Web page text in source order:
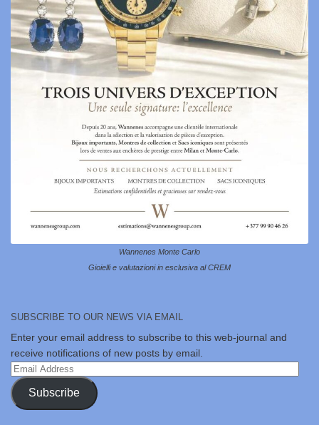
Wannenes Monte Carlo
Gioielli e valutazioni in esclusiva al CREM
SUBSCRIBE TO OUR NEWS VIA EMAIL
Enter your email address to subscribe to this web-journal and
receive notifications of new posts by email.
Email
Address
Subscribe